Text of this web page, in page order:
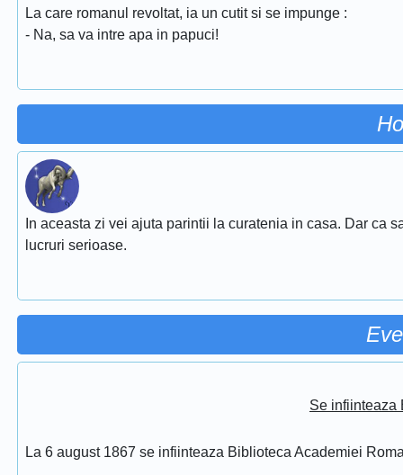
La care romanul revoltat, ia un cutit si se impunge :
- Na, sa va intre apa in papuci!
In aceasta zi vei ajuta parintii la curatenia in casa. Dar ca
lucruri serioase.
Se infiinteaza
La 6 august 1867 se infiinteaza Biblioteca Academiei